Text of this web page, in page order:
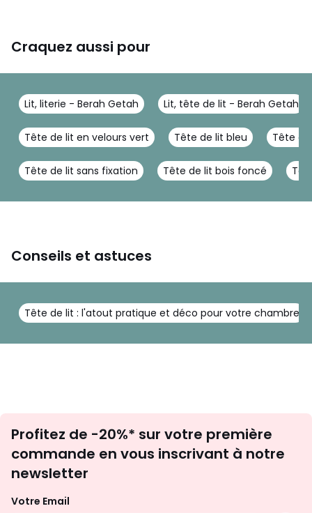
Craquez aussi pour
Lit, literie - Berah Getah Lit, tête de lit - Berah Getah
Tête de lit en velours vert Tête de lit bleu Tête
Tête de lit sans fixation Tête de lit bois foncé
Conseils et astuces
Tête de lit : l'atout pratique et déco pour votre chambre
newsletter
Profitez de -20%* sur votre première
commande en vous inscrivant à notre
newsletter
Votre Email